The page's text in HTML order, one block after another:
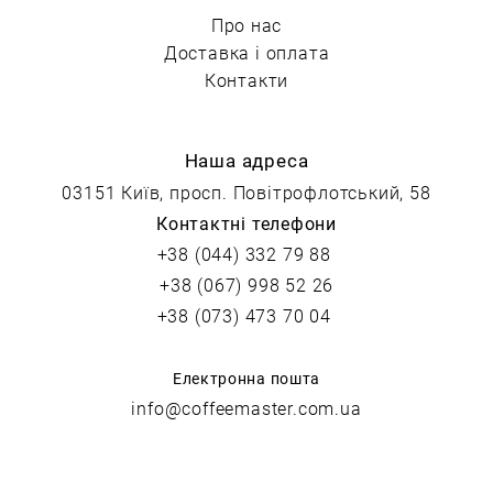
Про нас
Доставка і оплата
Контакти
Наша адреса
03151 Київ, просп. Повітрофлотський, 58
Контактні телефони
+38 (044) 332 79 88
+38 (067) 998 52 26
+38 (073) 473 70 04
Електронна пошта
info@coffeemaster.com.ua